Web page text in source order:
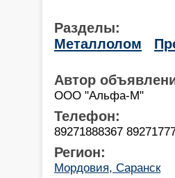
Разделы:
Металлолом
Автор
ООО "Альфа-М"
Телефон:
89271888367
Регион:
Мордовия, Саранск